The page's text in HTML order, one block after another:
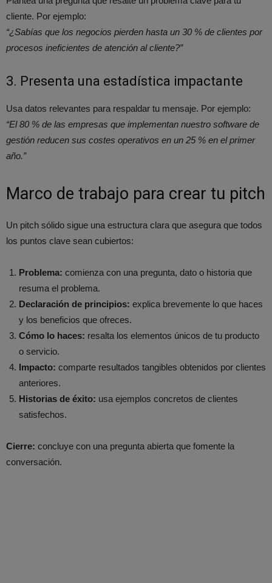
cliente. Por ejemplo:
“¿Sabías que los negocios pierden hasta un 30 % de clientes por
procesos ineficientes de atención al cliente?”
3. Presenta una estadística impactante
Usa datos relevantes para respaldar tu mensaje. Por ejemplo:
“El 80 % de las empresas que implementan nuestro software de
gestión reducen sus costes operativos en un 25 % en el primer
año.”
Marco de trabajo para crear tu pitch
Un pitch sólido sigue una estructura clara que asegura que todos
los puntos clave sean cubiertos:
Problema: comienza con una pregunta, dato o historia que
resuma el problema.
Declaración de principios: explica brevemente lo que haces
y los beneficios que ofreces.
Cómo lo haces: resalta los elementos únicos de tu producto
o servicio.
Impacto: comparte resultados tangibles obtenidos por clientes
anteriores.
Historias de éxito: usa ejemplos concretos de clientes
satisfechos.
Cierre: concluye con una pregunta abierta que fomente la
conversación.